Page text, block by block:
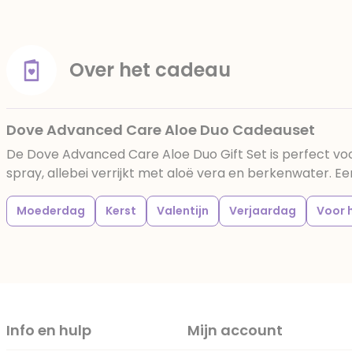
Over het cadeau
Dove Advanced Care Aloe Duo Cadeauset
De Dove Advanced Care Aloe Duo Gift Set is perfect
spray, allebei verrijkt met aloë vera en berkenwater.
Moederdag Kerst Valentijn Verjaardag Voor
Info en hulp Mijn account